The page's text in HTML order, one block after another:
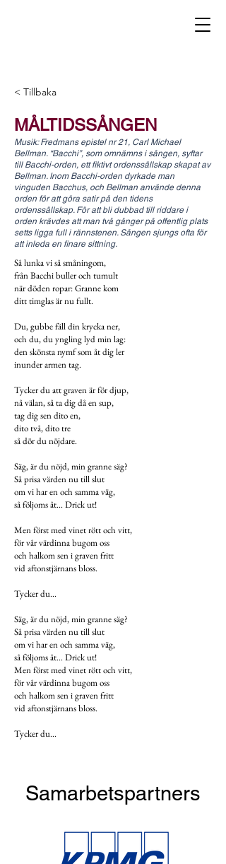
< Tillbaka
MÅLTIDSSÅNGEN
Musik: Fredmans epistel nr 21, Carl Michael
Bellman. “Bacchi”, som omnämns i sången, syftar
till Bacchi-orden, ett fiktivt ordenssällskap skapat av
Bellman. Inom Bacchi-orden dyrkade man
vinguden Bacchus, och Bellman använde denna
orden för att göra satir på den tidens
ordenssällskap. För att bli dubbad till riddare i
orden krävdes att man två gånger på offentlig plats
setts ligga full i rännstenen. Sången sjungs ofta för
att inleda en finare sittning.
Så lunka vi så småningom,
från Bacchi buller och tumult
när döden ropar: Granne kom
ditt timglas är nu fullt.
Du, gubbe fäll din krycka ner,
och du, du yngling lyd min lag:
den skönsta nymf som åt dig ler
inunder armen tag.
Tycker du att graven är för djup,
nå välan, så ta dig då en sup,
tag dig sen dito en,
dito två, dito tre
så dör du nöjdare.
Säg, är du nöjd, min granne säg?
Så prisa värden nu till slut
om vi har en och samma väg,
så följoms åt... Drick ut!
Men först med vinet rött och vitt,
för vår värdinna bugom oss
och halkom sen i graven fritt
vid aftonstjärnans bloss.
Tycker du...
Säg, är du nöjd, min granne säg?
Så prisa värden nu till slut
om vi har en och samma väg,
så följoms åt... Drick ut!
Men först med vinet rött och vitt,
för vår värdinna bugom oss
och halkom sen i graven fritt
vid aftonstjärnans bloss.
Tycker du...
Samarbetspartners